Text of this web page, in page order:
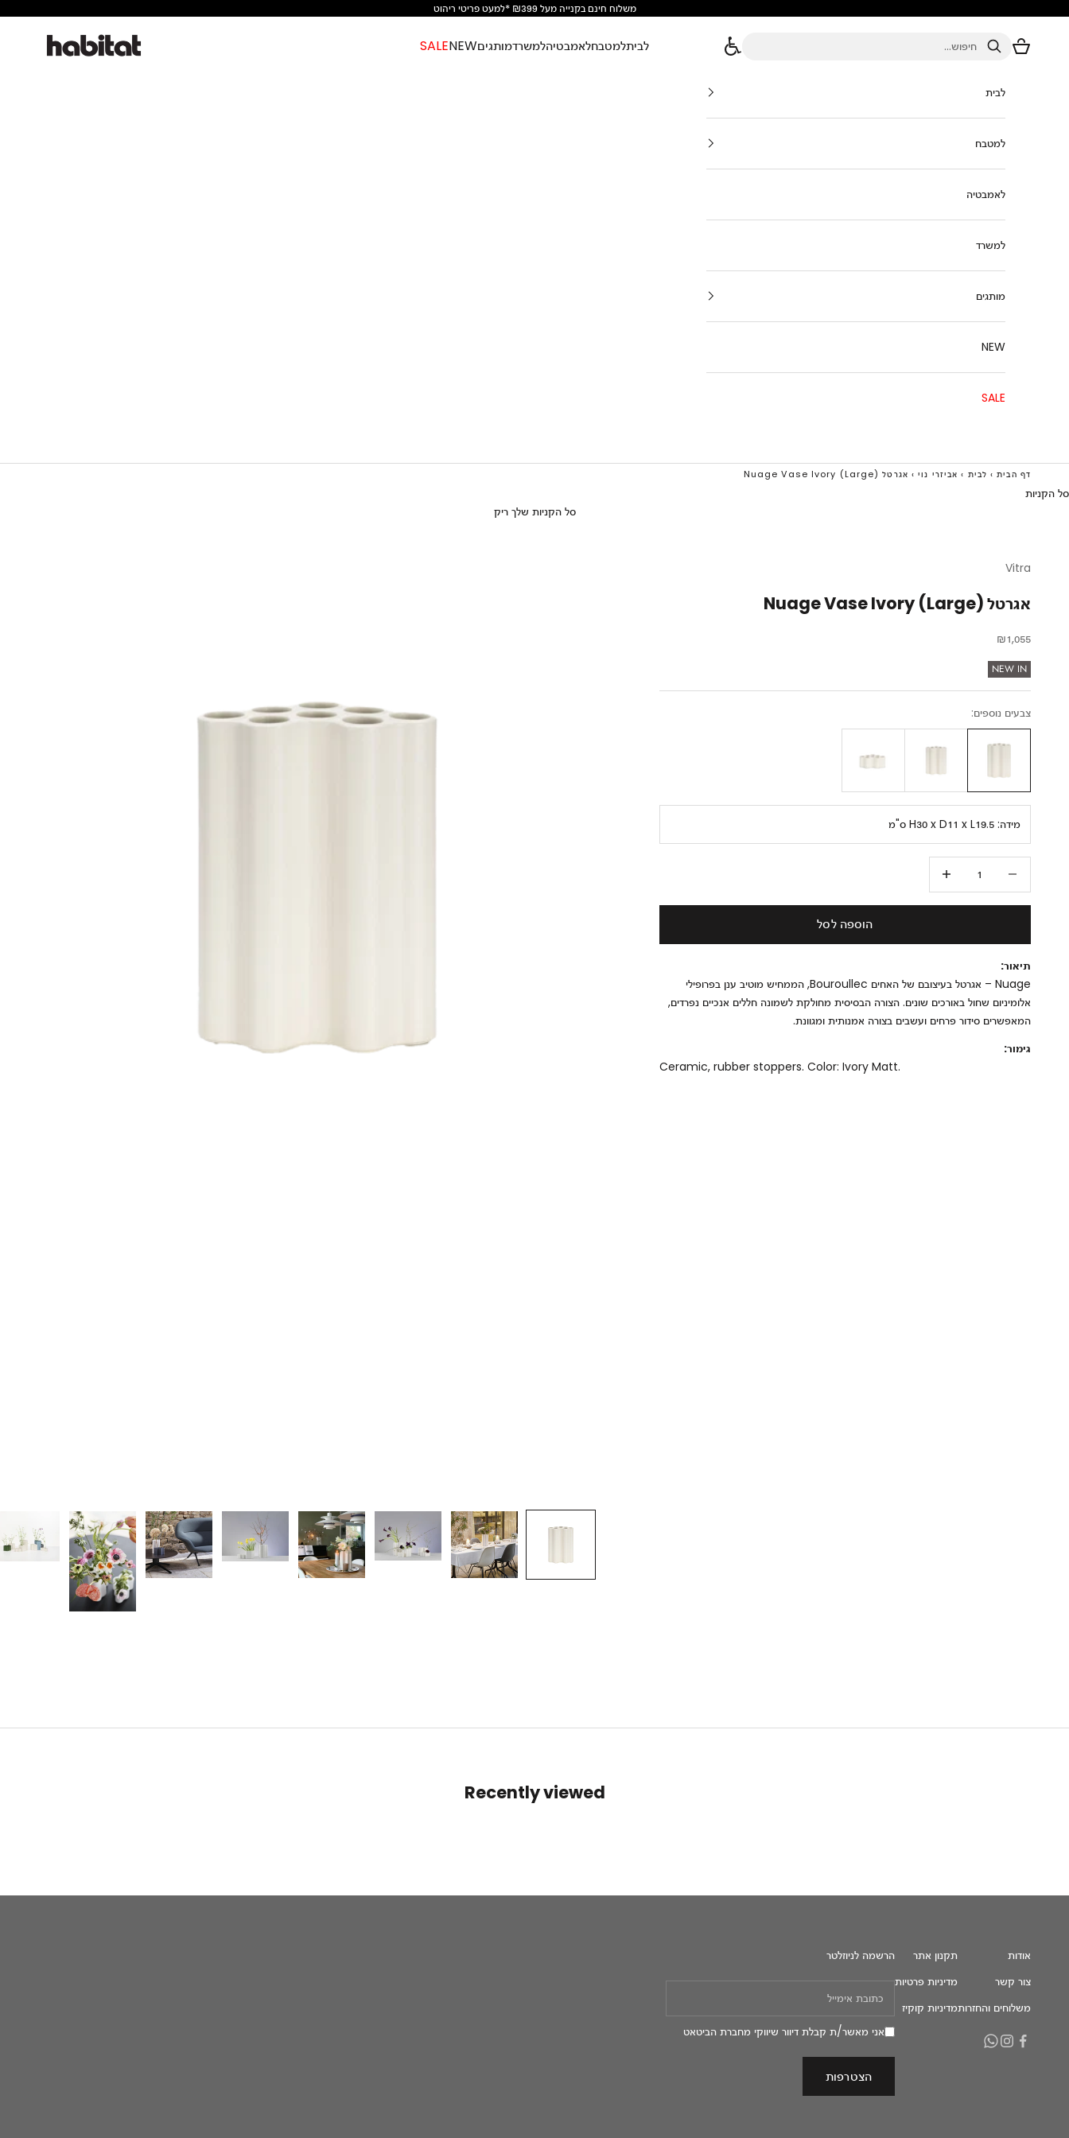
משלוח חינם בקנייה מעל ₪399 *למעט פריטי ריהוט
habitat online לביתלמטבחלאמבטיהלמשרדמותגיםNEW
SALE חיפוש
סל הקניות
לבית
למטבח
לאמבטיה
למשרד
מותגים
NEW
SALE
דף הבית › לבית › אביזרי נוי › אגרטל Nuage Vase Ivory (Large)
סל הקניות
סל הקניות שלך ריק
Vitra
אגרטל Nuage Vase Ivory (Large)
מחיר מבצע
₪1,055
NEW IN
צבעים נוספים:
מידה: H30 x D11 x L19.5 ס"מ
הוספה לסל
תיאור:
Nuage – אגרטל בעיצובם של האחים Bouroullec, הממחיש מוטיב ענן בפרופילי
אלומיניום שחול באורכים שונים. הצורה הבסיסית מחולקת לשמונה חללים אנכיים נפרדים,
המאפשרים סידור פרחים ועשבים בצורה אמנותית ומגוונת.
גימור:
Ceramic, rubber stoppers. Color: Ivory Matt.
Recently viewed
אודות
צור קשר
משלוחים והחזרות
תקנון אתר
מדיניות פרטיות
מדיניות קוקיז
הרשמה לניוזלטר
אני מאשר/ת קבלת דיוור שיווקי מחברת הביטאט
הצטרפות